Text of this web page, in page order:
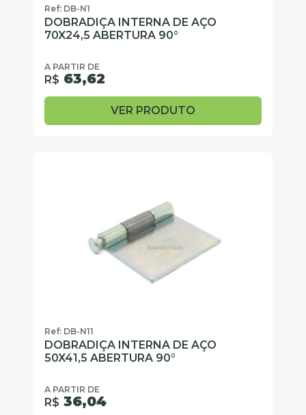
Ref: DB-N1
DOBRADIÇA INTERNA DE AÇO
70X24,5 ABERTURA 90°
A PARTIR DE
R$ 63,62
VER PRODUTO
Ref: DB-N11
DOBRADIÇA INTERNA DE AÇO
50X41,5 ABERTURA 90°
A PARTIR DE
R$ 36,04